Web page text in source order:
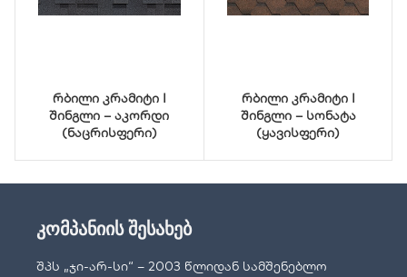
რბილი კრამიტი I
შინგლი – აკორდი
(ნაცრისფერი)
რბილი კრამიტი I
შინგლი – სონატა
(ყავისფერი)
კომპანიის შესახებ
შპს „ჯი-არ-სი“ – 2003 წლიდან სამშენებლო